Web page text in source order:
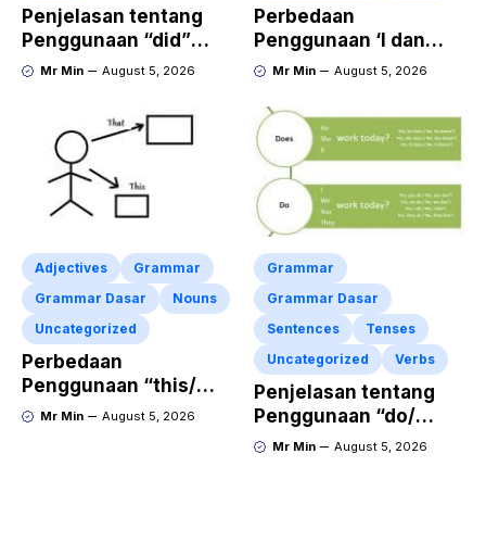
Penjelasan tentang
Penggunaan “did”
dalam Kalimat Simple
Mr Min August 5, 2026
Perbedaan
Penggunaan ‘I dan
Iam’ dalam Kalimat
Mr Min August 5, 2026
Adjectives
Grammar
Grammar Dasar
Nouns
Uncategorized
Perbedaan
Penggunaan “this/
that” dalam kalimat
Mr Min August 5, 2026
Grammar
Grammar Dasar
Sentences
Tenses
Uncategorized
Verbs
Penjelasan tentang
Penggunaan “do/
does” dalam Kalimat
Mr Min August 5, 2026